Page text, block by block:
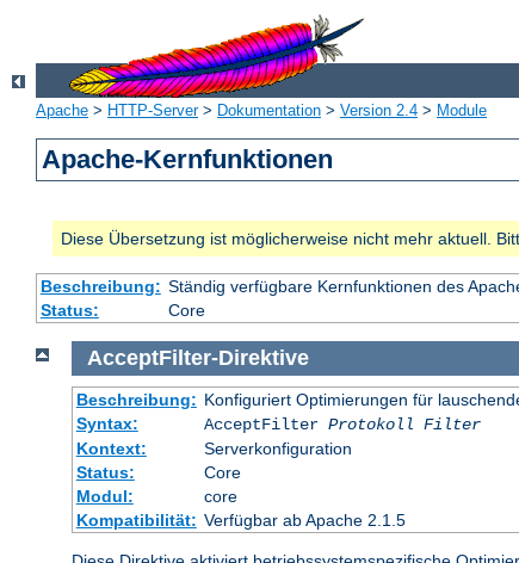
Apache > HTTP-Server> Dokumentation > Version 2.4 > Module
Apache-Kernfunktionen
Diese Übersetzung ist möglicherweise nicht mehr aktuell.
Beschreibung: Ständig verfügbare Kernfunktionen des
Status:
Core
AcceptFilter-Direktive
Beschreibung: Konfiguriert Optimierungen für
Syntax:
AcceptFilter Protokoll Filter
Kontext:
Serverkonfiguration
Status:
Core
Modul:
core
Kompatibilität: Verfügbar ab Apache 2.1.5